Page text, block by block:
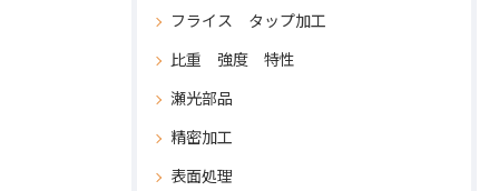
フライス タップ加工
比重 強度 特性
瀬光部品
精密加工
表面処理